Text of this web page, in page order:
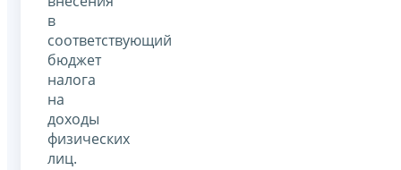
в
соответствующий
бюджет
налога
на
доходы
физических
лиц.